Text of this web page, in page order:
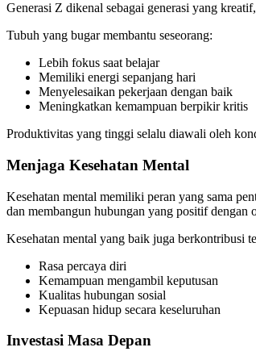
Generasi Z dikenal sebagai generasi yang
Tubuh yang bugar membantu seseorang:
Lebih fokus saat belajar
Memiliki energi sepanjang hari
Menyelesaikan pekerjaan dengan baik
Meningkatkan kemampuan berpikir kritis
Produktivitas yang tinggi selalu diawali oleh
Menjaga Kesehatan Mental
Kesehatan mental memiliki peran yang sama
dan membangun hubungan yang positif dengan
Kesehatan mental yang baik juga berkontribusi
Rasa percaya diri
Kemampuan mengambil keputusan
Kualitas hubungan sosial
Kepuasan hidup secara keseluruhan
Investasi Masa Depan